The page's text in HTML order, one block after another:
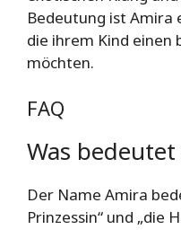
Bedeutung ist Amira
die ihrem Kind einen
möchten.
FAQ
Was
Der Name Amira
Prinzessin“ und „die